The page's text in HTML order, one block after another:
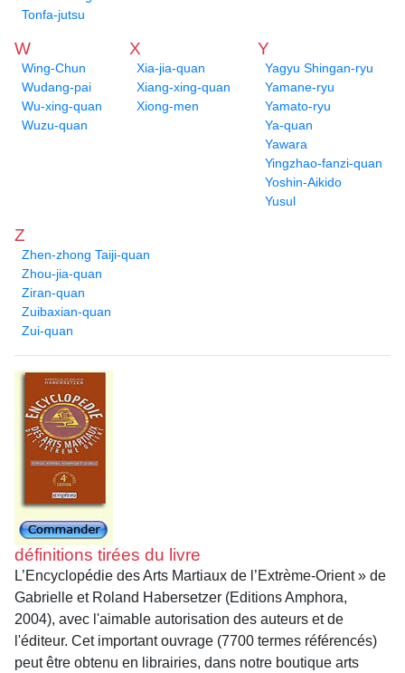
Tonfa-jutsu
W
Wing-Chun
Wudang-pai
Wu-xing-quan
Wuzu-quan
X
Xia-jia-quan
Xiang-xing-quan
Xiong-men
Y
Yagyu Shingan-ryu
Yamane-ryu
Yamato-ryu
Ya-quan
Yawara
Yingzhao-fanzi-quan
Yoshin-Aikido
Yusul
Z
Zhen-zhong Taiji-quan
Zhou-jia-quan
Ziran-quan
Zuibaxian-quan
Zui-quan
définitions tirées du livre
L’Encyclopédie des Arts Martiaux de l’Extrème-Orient » de
Gabrielle et Roland Habersetzer (Editions Amphora,
2004), avec l'aimable autorisation des auteurs et de
l'éditeur. Cet important ouvrage (7700 termes référencés)
peut être obtenu en librairies, dans notre boutique arts